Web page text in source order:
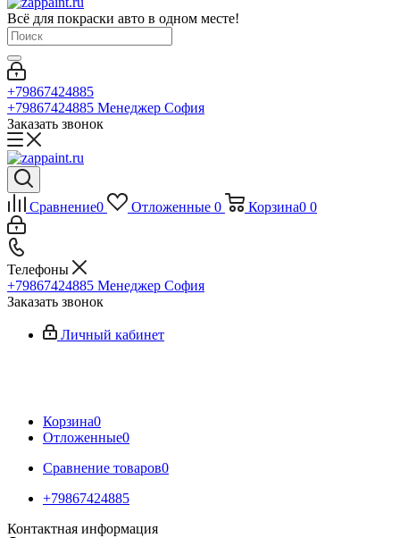
Всё для покраски авто в одном месте!
+79867424885
+79867424885 Менеджер София
Заказать звонок
Сравнение0 Отложенные 0 Корзина0 0
Телефоны
+79867424885 Менеджер София
Заказать звонок
Личный кабинет
Корзина0
Отложенные0
Сравнение товаров0
+79867424885
Контактная информация